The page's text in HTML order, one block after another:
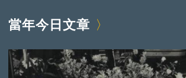
當年今日文章